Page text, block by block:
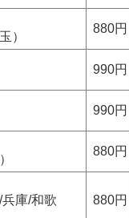
）
880円
990円
990円
880円
庫/和歌 880円